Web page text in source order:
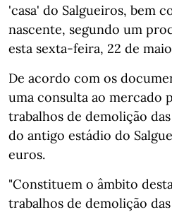
'casa' do Salgueiros, bem
nascente, segundo um
esta sexta-feira, 22 de
De acordo com os
uma consulta ao mercado
trabalhos de demolição
do antigo estádio do
euros.
"Constituem o âmbito
trabalhos de demolição